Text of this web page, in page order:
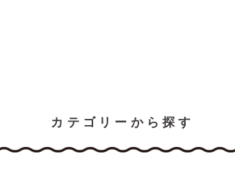
カテゴリーから探す